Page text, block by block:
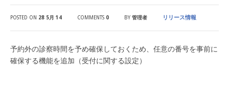
POSTED ON 28 5月 14 COMMENTS 0 BY 管理者 リリース情報
予約外の診察時間を予め確保しておくため、任意の番号を事前に
確保する機能を追加（受付に関する設定）